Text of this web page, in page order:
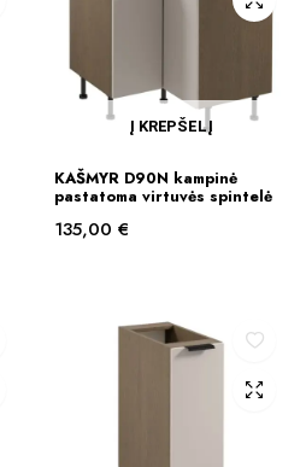
Į KREPŠELĮ
KAŠMYR D90N kampinė
pastatoma virtuvės spintelė
135,00 €